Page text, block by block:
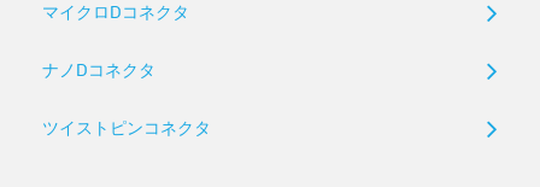
マイクロDコネクタ
ナノDコネクタ
ツイストピンコネクタ